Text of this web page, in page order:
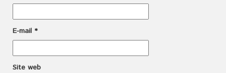
E-mail *
Site web